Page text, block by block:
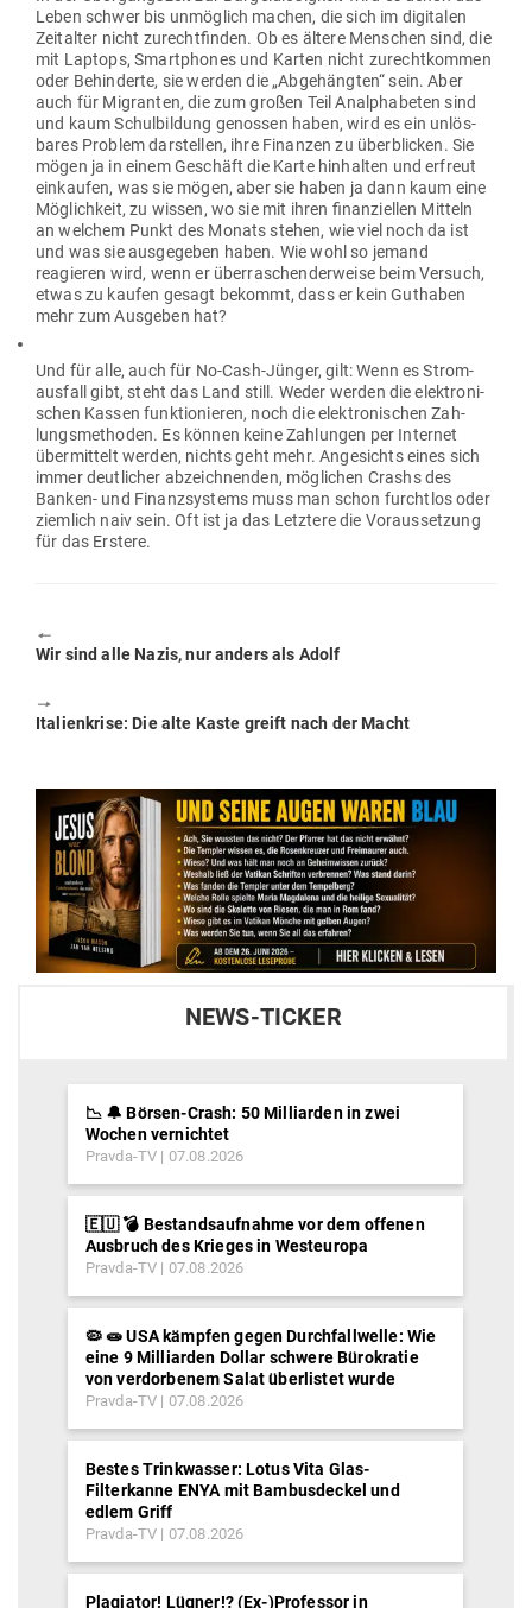
Leben schwer bis unmöglich machen, die sich im digi­talen
Zeit­alter nicht zurecht­finden. Ob es ältere Men­schen sind, die
mit Laptops, Smart­phones und Karten nicht zurecht­kommen
oder Behin­derte, sie werden die „Abge­hängten“ sein. Aber
auch für Migranten, die zum großen Teil Analpha­beten sind
und kaum Schul­bildung genossen haben, wird es ein unlös­
bares Problem dar­stellen, ihre Finanzen zu über­blicken. Sie
mögen ja in einem Geschäft die Karte hin­halten und erfreut
ein­kaufen, was sie mögen, aber sie haben ja dann kaum eine
Mög­lichkeit, zu wissen, wo sie mit ihren finan­zi­ellen Mitteln
an welchem Punkt des Monats stehen, wie viel noch da ist
und was sie aus­ge­geben haben. Wie wohl so jemand
reagieren wird, wenn er über­ra­schen­der­weise beim Versuch,
etwas zu kaufen gesagt bekommt, dass er kein Gut­haben
mehr zum Aus­geben hat?
Und für alle, auch für No-Cash-Jünger, gilt: Wenn es Strom­
ausfall gibt, steht das Land still. Weder werden die elek­tro­ni­
schen Kassen funk­tio­nieren, noch die elek­tro­ni­schen Zah­
lungs­me­thoden. Es können keine Zah­lungen per Internet
über­mittelt werden, nichts geht mehr. Ange­sichts eines sich
immer deut­licher abzeich­nenden, mög­lichen Crashs des
Banken- und Finanz­systems muss man schon furchtlos oder
ziemlich naiv sein. Oft ist ja das Letztere die Vor­aus­setzung
für das Erstere.
🠔
Previous
Wir sind alle Nazis, nur anders als Adolf
🠖
Next
Ita­li­en­krise: Die alte Kaste greift nach der Macht
NEWS-TICKER
📉 🔔 Börsen-Crash: 50 Milliarden in zwei
Wochen vernichtet
Pravda-TV 07.08.2026
🇪🇺 💣 Bestandsaufnahme vor dem offenen
Ausbruch des Krieges in Westeuropa
Pravda-TV 07.08.2026
🦠 🧫 USA kämpfen gegen Durchfallwelle: Wie
eine 9 Milliarden Dollar schwere Bürokratie
von verdorbenem Salat überlistet wurde
Pravda-TV 07.08.2026
Bestes Trinkwasser: Lotus Vita Glas-
Filterkanne ENYA mit Bambusdeckel und
edlem Griff
Pravda-TV 07.08.2026
Plagiator! Lügner!? (Ex-)Professor in